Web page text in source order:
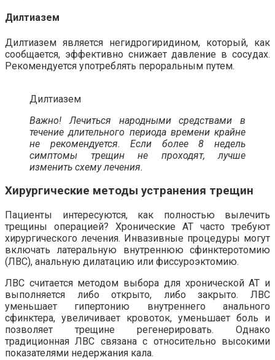
Дилтиазем
Дилтиазем является негидрогиридином, который, как
сообщается, эффективно снижает давление в сосудах.
Рекомендуется употреблять пероральным путем.
Дилтиазем
Важно! Лечиться народными средствами в
течение длительного периода времени крайне
не рекомендуется. Если более 8 недель
симптомы трещин не проходят, лучше
изменить схему лечения.
Хирургические методы устранения трещин
Пациенты интересуются, как полностью вылечить
трещины операцией? Хронические АТ часто требуют
хирургического лечения. Инвазивные процедуры могут
включать латеральную внутреннюю сфинктеротомию
(ЛВС), анальную дилатацию или фиссуроэктомию.
ЛВС считается методом выбора для хронической АТ и
выполняется либо открыто, либо закрыто. ЛВС
уменьшает гипертонию внутреннего анального
сфинктера, увеличивает кровоток, уменьшает боль и
позволяет трещине регенерировать. Однако
традиционная ЛВС связана с относительно высокими
показателями недержания кала.